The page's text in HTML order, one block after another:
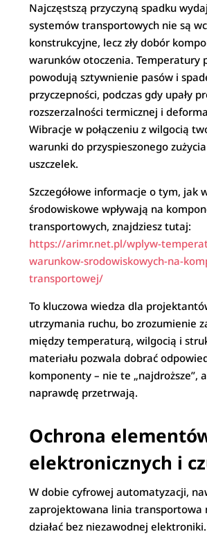
Najczęstszą przyczyną spadku
systemów transportowych nie są
konstrukcyjne, lecz zły dobór
warunków otoczenia. Temperatury
powodują sztywnienie pasów i
przyczepności, podczas gdy upały
rozszerzalności termicznej i
Wibracje w połączeniu z wilgocią
warunki do przyspieszonego zużycia
uszczelek.
Szczegółowe informacje o tym, jak
środowiskowe wpływają na
transportowych, znajdziesz tutaj:
https://arimr.net.pl/wplyw-
warunkow-srodowiskowych-na-
transportowej/
To kluczowa wiedza dla
utrzymania ruchu, bo zrozumienie
między temperaturą, wilgocią i
materiału pozwala dobrać
komponenty – nie te „najdroższe”,
naprawdę przetrwają.
Ochrona
elektronicznych i
W dobie cyfrowej automatyzacji,
zaprojektowana linia transportowa
działać bez niezawodnej